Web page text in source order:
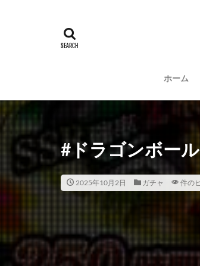
ホーム
#ドラゴンボー
2025年10月2日 ガチャ 件の